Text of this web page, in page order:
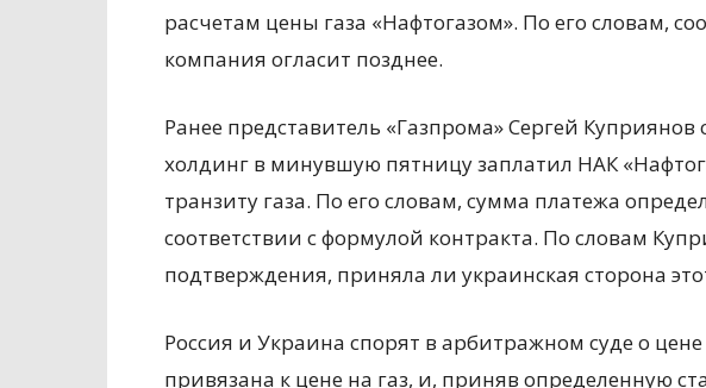
расчетам цены газа «Нафтогазом». По его словам,
компания огласит позднее.
Ранее представитель «Газпрома» Сергей
холдинг в минувшую пятницу заплатил НАК
транзиту газа. По его словам, сумма платежа
соответствии с формулой контракта. По словам
подтверждения, приняла ли украинская сторона
Россия и Украина спорят в арбитражном суде о цене
привязана к цене на газ, и, приняв определенную